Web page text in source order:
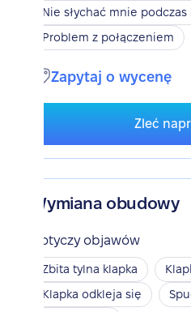
Nie słychać mnie
Problem z połączeniem
Zapytaj o wycenę
Zleć
Wymiana obudowy
Dotyczy objawów
Zbita tylna klapka
Klapka odkleja się